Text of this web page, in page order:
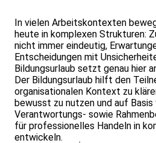
In vielen Arbeitskontexten
heute in komplexen Strukturen:
nicht immer eindeutig,
Entscheidungen mit
Bildungsurlaub setzt genau hier
Der Bildungsurlaub hilft den
organisationalen Kontext zu
bewusst zu nutzen und auf
Verantwortungs- sowie
für professionelles Handeln in
entwickeln.